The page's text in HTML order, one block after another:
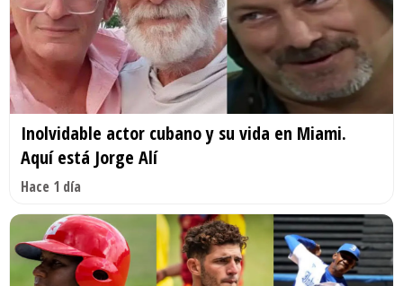
Inolvidable actor cubano y su vida en Miami.
Aquí está Jorge Alí
Hace 1 día